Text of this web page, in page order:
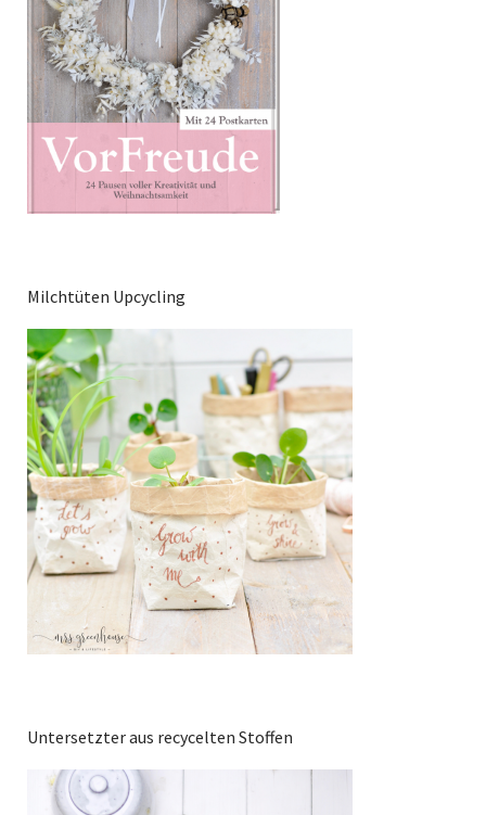
Milchtüten Upcycling
Untersetzter aus recycelten Stoffen